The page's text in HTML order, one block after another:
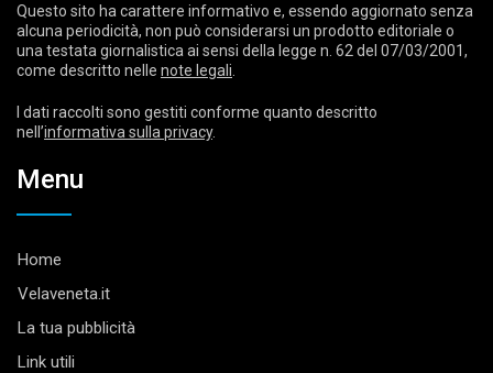
Questo sito ha carattere informativo e, essendo aggiornato senza
alcuna periodicità, non può considerarsi un prodotto editoriale o
una testata giornalistica ai sensi della legge n. 62 del 07/03/2001,
come descritto nelle note legali
I dati raccolti sono gestiti conforme quanto descritto
nell’informativa sulla privacy.
Menu
Home
Velaveneta.it
La tua pubblicità
Link utili